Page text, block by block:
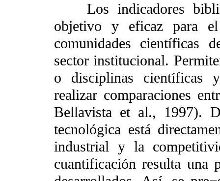
Los indicadores
objetivo y eficaz para
comunidades científicas
sector institucional.
o disciplinas científicas
realizar comparaciones
Bellavista et al., 1997).
tecnológica está
industrial y la
cuantificación resulta una